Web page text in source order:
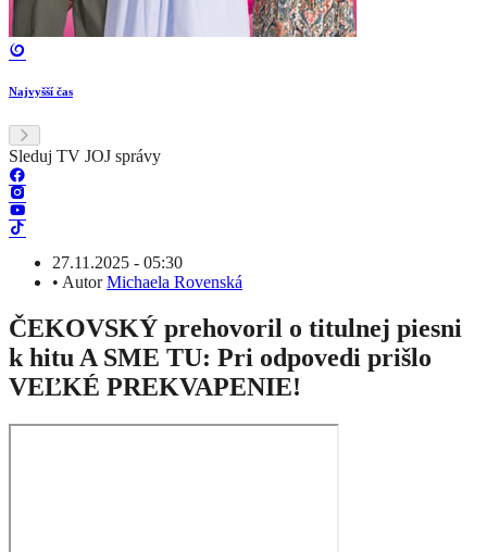
Najvyšší čas
Sleduj TV JOJ správy
27.11.2025 - 05:30
• AutorMichaela Rovenská
ČEKOVSKÝ prehovoril o titulnej piesni
k hitu A SME TU: Pri odpovedi prišlo
VEĽKÉ PREKVAPENIE!